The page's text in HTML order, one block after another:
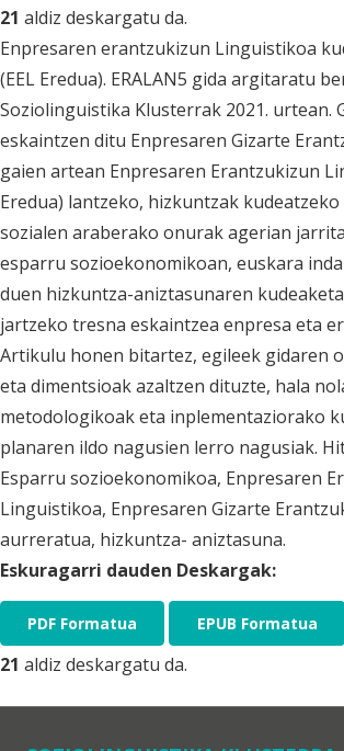
21 aldiz deskargatu da.
Enpresaren erantzukizun Linguistikoa
(EEL Eredua). ERALAN5 gida argitaratu
Soziolinguistika Klusterrak 2021. urtean.
eskaintzen ditu Enpresaren Gizarte
gaien artean Enpresaren Erantzukizun
Eredua) lantzeko, hizkuntzak kudeatzeko
sozialen araberako onurak agerian
esparru sozioekonomikoan, euskara
duen hizkuntza-aniztasunaren
jartzeko tresna eskaintzea enpresa eta
Artikulu honen bitartez, egileek gidaren
eta dimentsioak azaltzen dituzte, hala
metodologikoak eta inplementaziorako
planaren ildo nagusien lerro nagusiak.
Esparru sozioekonomikoa, Enpresaren
Linguistikoa, Enpresaren Gizarte
aurreratua, hizkuntza- aniztasuna.
Eskuragarri dauden Deskargak:
PDF Formatua EPUB Formatua
21 aldiz deskargatu da.